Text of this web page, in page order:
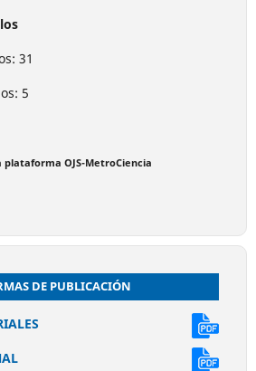
31
5
OJS-MetroCiencia
DE PUBLICACIÓN